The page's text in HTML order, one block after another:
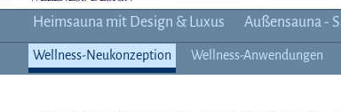
Heimsauna mit Design & Luxus Außensauna -
Wellness-Neukonzeption Wellness-Anwendungen